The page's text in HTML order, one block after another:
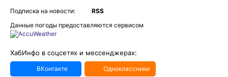
Подписка на новости:
RSS
Данные погоды предоставляются сервисом
ХабИнфо в соцсетях и мессенджерах:
ВКонтакте Одноклассники